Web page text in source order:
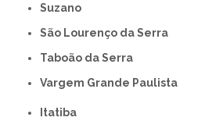
Suzano
São Lourenço da Serra
Taboão da Serra
Vargem Grande Paulista
Itatiba